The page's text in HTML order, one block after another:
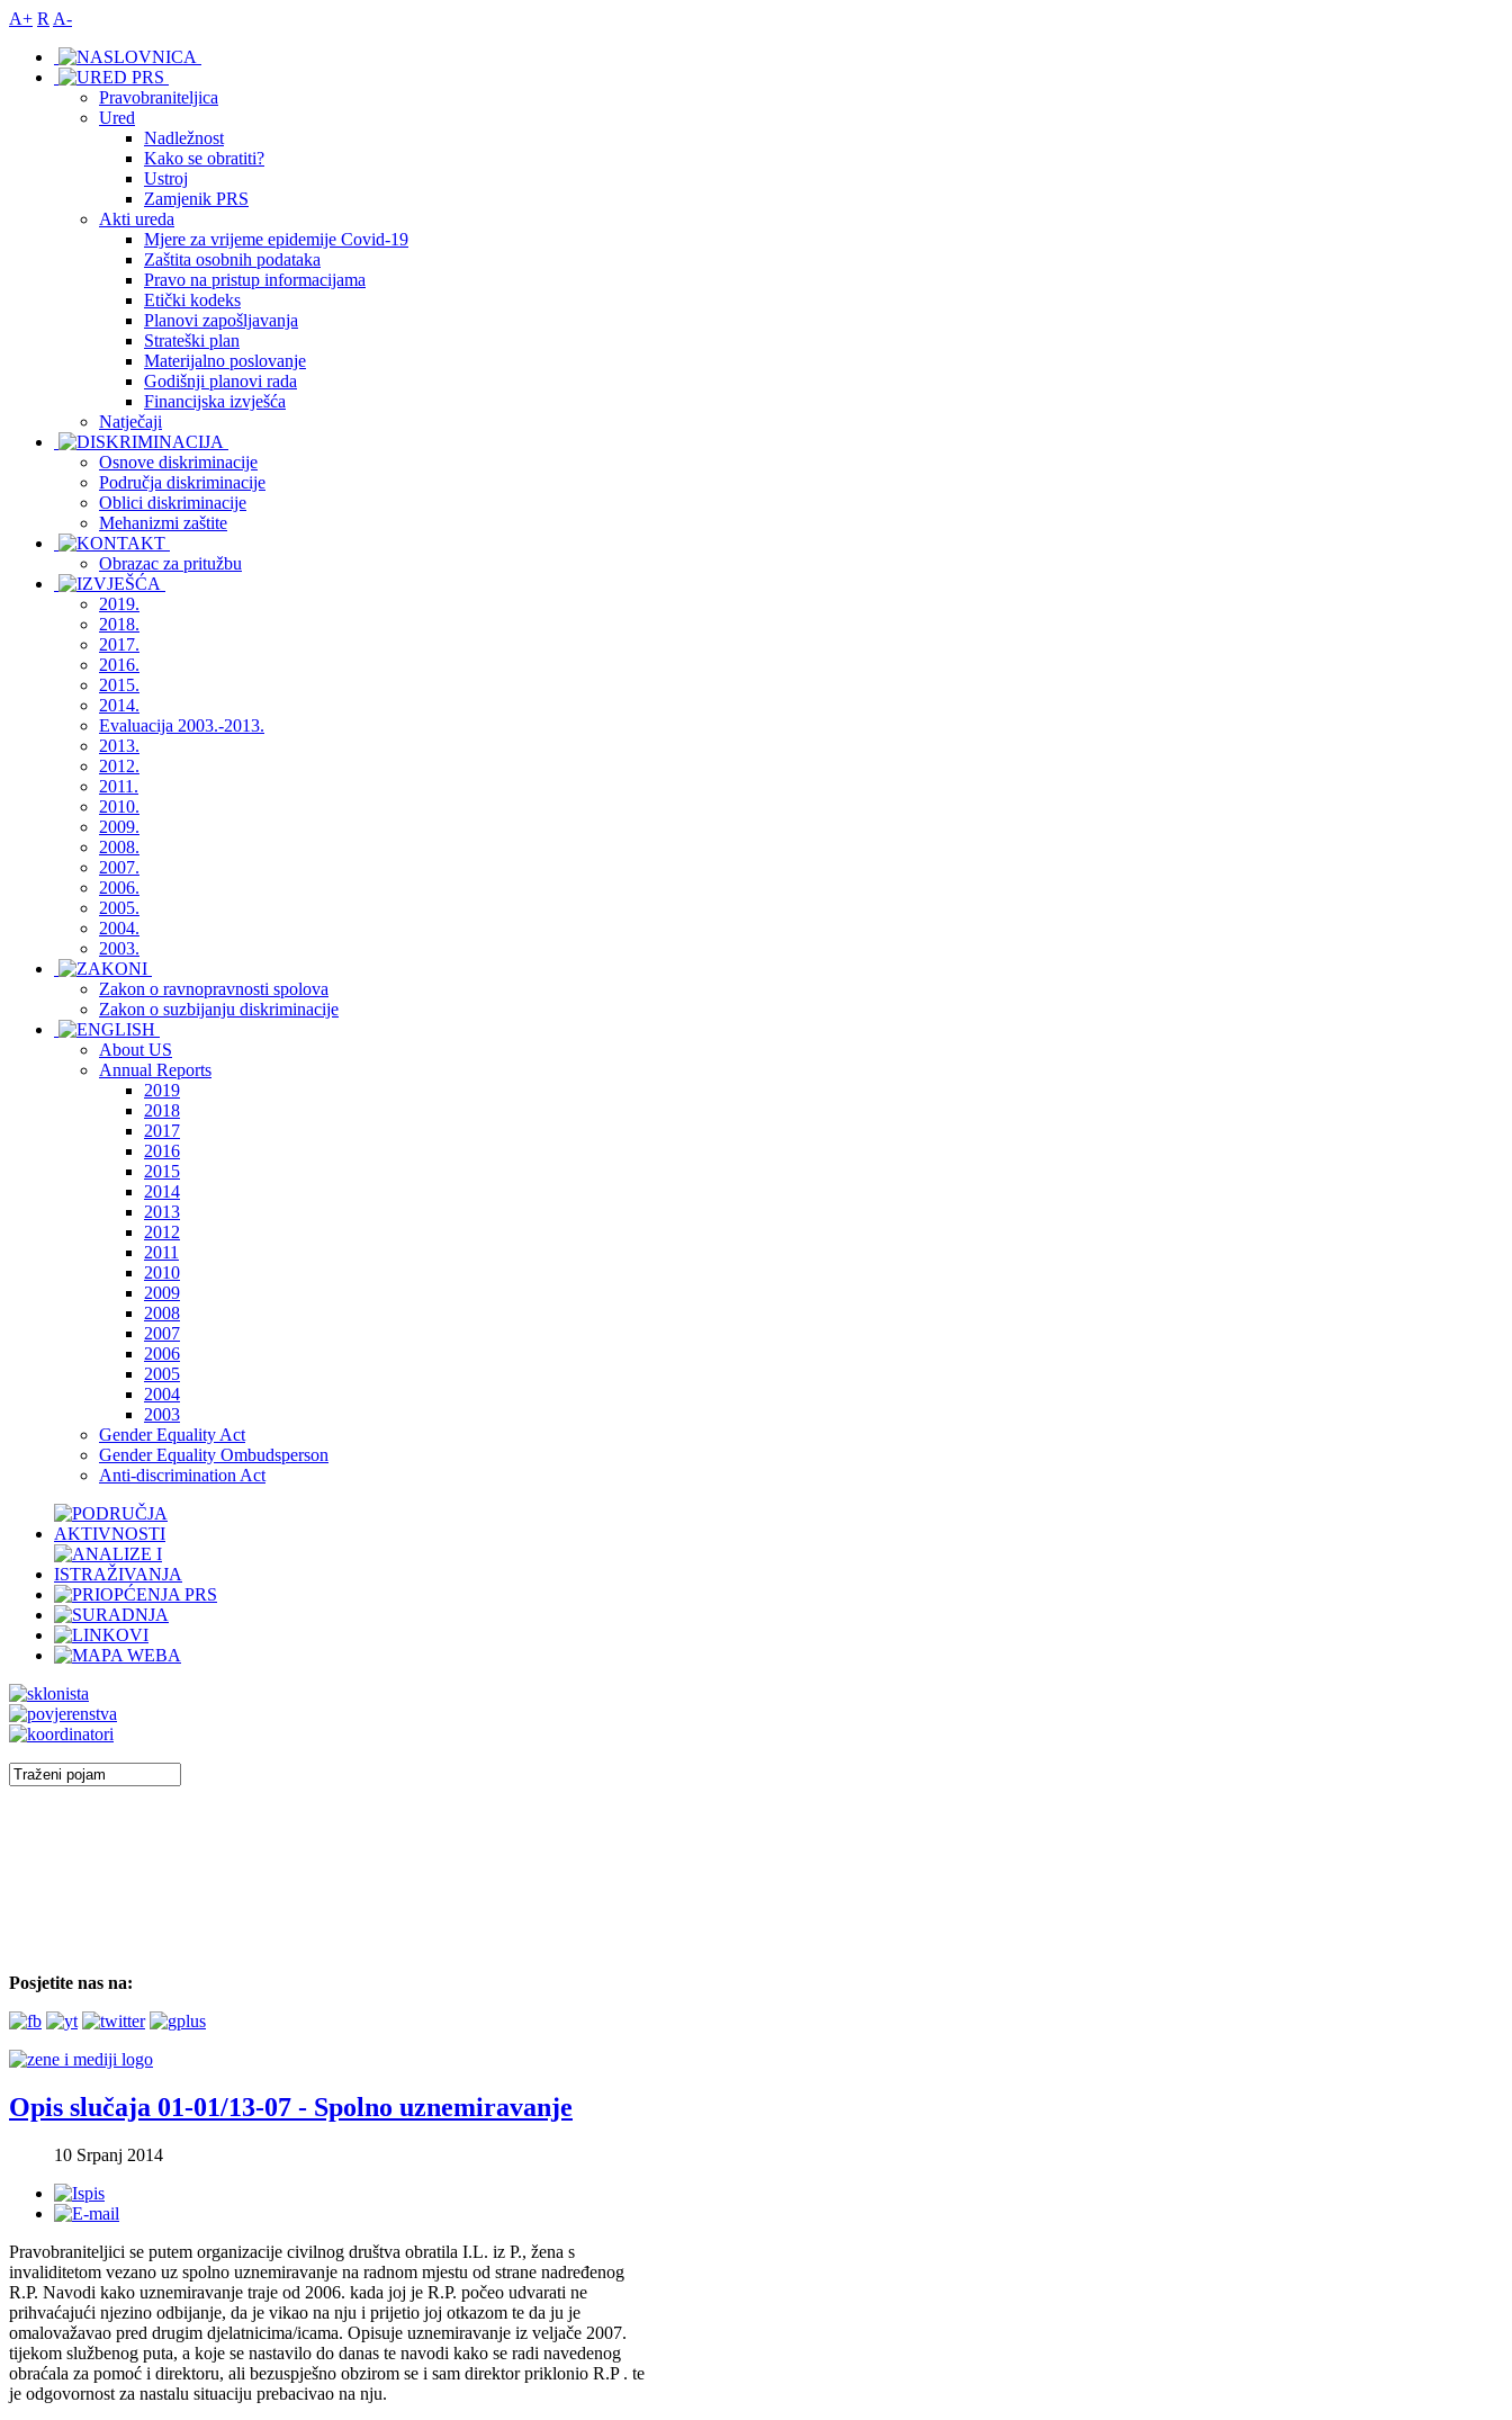
A+ R A-
Pravobraniteljica
Ured
Nadležnost
Kako se obratiti?
Ustroj
Zamjenik PRS
Akti ureda
Mjere za vrijeme epidemije Covid-19
Zaštita osobnih podataka
Pravo na pristup informacijama
Etički kodeks
Planovi zapošljavanja
Strateški plan
Materijalno poslovanje
Godišnji planovi rada
Financijska izvješća
Natječaji
Osnove diskriminacije
Područja diskriminacije
Oblici diskriminacije
Mehanizmi zaštite
Obrazac za pritužbu
2019.
2018.
2017.
2016.
2015.
2014.
Evaluacija 2003.-2013.
2013.
2012.
2011.
2010.
2009.
2008.
2007.
2006.
2005.
2004.
2003.
Zakon o ravnopravnosti spolova
Zakon o suzbijanju diskriminacije
About US
Annual Reports
2019
2018
2017
2016
2015
2014
2013
2012
2011
2010
2009
2008
2007
2006
2005
2004
2003
Gender Equality Act
Gender Equality Ombudsperson
Anti-discrimination Act
Posjetite nas na:
Opis slučaja 01-01/13-07 - Spolno uznemiravanje
10 Srpanj 2014
Pravobraniteljici se putem organizacije civilnog društva obratila I.L. iz P., žena s
invaliditetom vezano uz spolno uznemiravanje na radnom mjestu od strane nadređenog
R.P. Navodi kako uznemiravanje traje od 2006. kada joj je R.P. počeo udvarati ne
prihvaćajući njezino odbijanje, da je vikao na nju i prijetio joj otkazom te da ju je
omalovažavao pred drugim djelatnicima/icama. Opisuje uznemiravanje iz veljače 2007.
tijekom službenog puta, a koje se nastavilo do danas te navodi kako se radi navedenog
obraćala za pomoć i direktoru, ali bezuspješno obzirom se i sam direktor priklonio R.P . te
je odgovornost za nastalu situaciju prebacivao na nju.